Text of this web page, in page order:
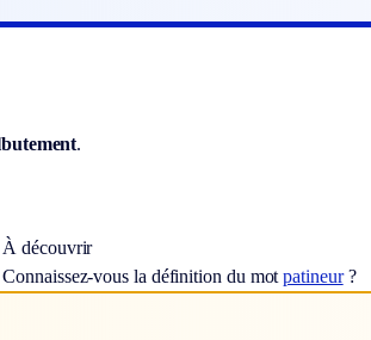
.
À découvrir
Connaissez-vous la définition du motpatineur?